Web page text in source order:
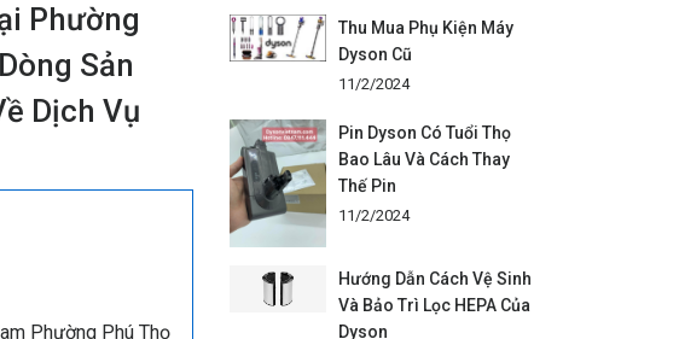
Phường
Sản
Dịch Vụ
Phường Phú Thọ
Thu Mua Phụ Kiện Máy
Dyson Cũ
11/2/2024
Pin Dyson Có Tuổi Thọ
Bao Lâu Và Cách Thay
Thế Pin
11/2/2024
Hướng Dẫn Cách Vệ Sinh
Và Bảo Trì Lọc HEPA Của
Dyson